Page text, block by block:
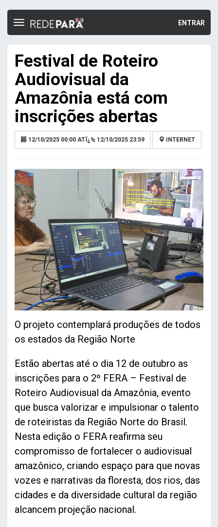
ENTRAR
Toggle
Festival de Roteiro
Audiovisual da
Amazônia está com
inscrições abertas
12/10/2025 00:00 ATÏ¿½ 12/10/2025 23:59 INTERNET
O projeto contemplará produções de todos
os estados da Região Norte
Estão abertas até o dia 12 de outubro as
inscrições para o 2º FERA – Festival de
Roteiro Audiovisual da Amazônia, evento
que busca valorizar e impulsionar o talento
de roteiristas da Região Norte do Brasil.
Nesta edição o FERA reafirma seu
compromisso de fortalecer o audiovisual
amazônico, criando espaço para que novas
vozes e narrativas da floresta, dos rios, das
cidades e da diversidade cultural da região
alcancem projeção nacional.